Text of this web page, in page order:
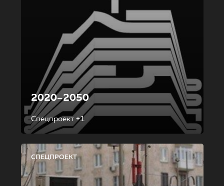
2020–2050
Спецпроект +1
СПЕЦПРОЕКТ